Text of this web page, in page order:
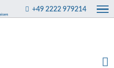
+49 2222 979214